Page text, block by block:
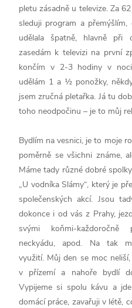
pletu zásadně u televize. Za
sleduji program a
udělala špatně, hlavně při
zasedám k televizi na první
končím v 2-3 hodiny v
udělám 1 a ½ ponožky,
jsem zručná pletařka. Já tu
toho neodpočinu – je to můj
Bydlím na vesnici, je to moje
poměrně se všichni známe,
Máme tady různé dobré
„U vodníka Slámy“, který je
společenských akcí. Jsou
dokonce i od vás z Prahy,
svými koňmi-každoročně
neckyádu, apod. Na tak
využití. Můj den se moc
v přízemí a nahoře bydlí
Vypijeme si spolu kávu a
domácí práce, zavařuji v létě,